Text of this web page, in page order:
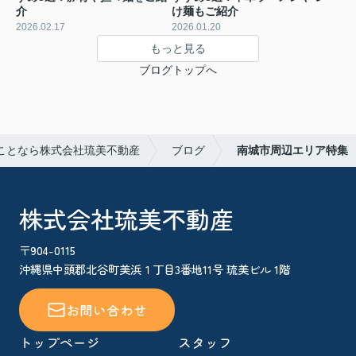
介
2026.02.17
け麺もご紹介
2026.01.20
もっと見る
ブログトップへ
となら株式会社琉美不動産 ブログ 南城市周辺エリア特集
株式会社琉美不動産
〒904-0115
沖縄県中頭郡北谷町美浜１丁目3番地11号 琉美ビル 1階
お問い合わせ
トップページ
スタッフ